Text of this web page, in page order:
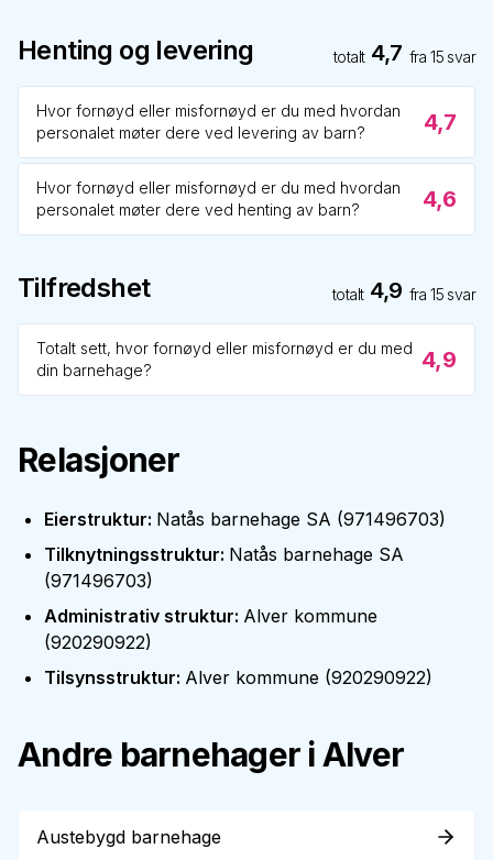
Henting og levering totalt 4,7 fra15 svar
Hvor fornøyd eller misfornøyd er du med hvordan
personalet møter dere ved levering av barn?
4,7
Hvor fornøyd eller misfornøyd er du med hvordan
personalet møter dere ved henting av barn?
4,6
Tilfredshet totalt 4,9 fra15 svar
Totalt sett, hvor fornøyd eller misfornøyd er du med
din barnehage?
4,9
Relasjoner
Eierstruktur: Natås barnehage SA (971496703)
Tilknytningsstruktur: Natås barnehage SA
(971496703)
Administrativ struktur: Alver kommune
(920290922)
Tilsynsstruktur: Alver kommune (920290922)
Andre barnehager iAlver
Austebygd barnehage